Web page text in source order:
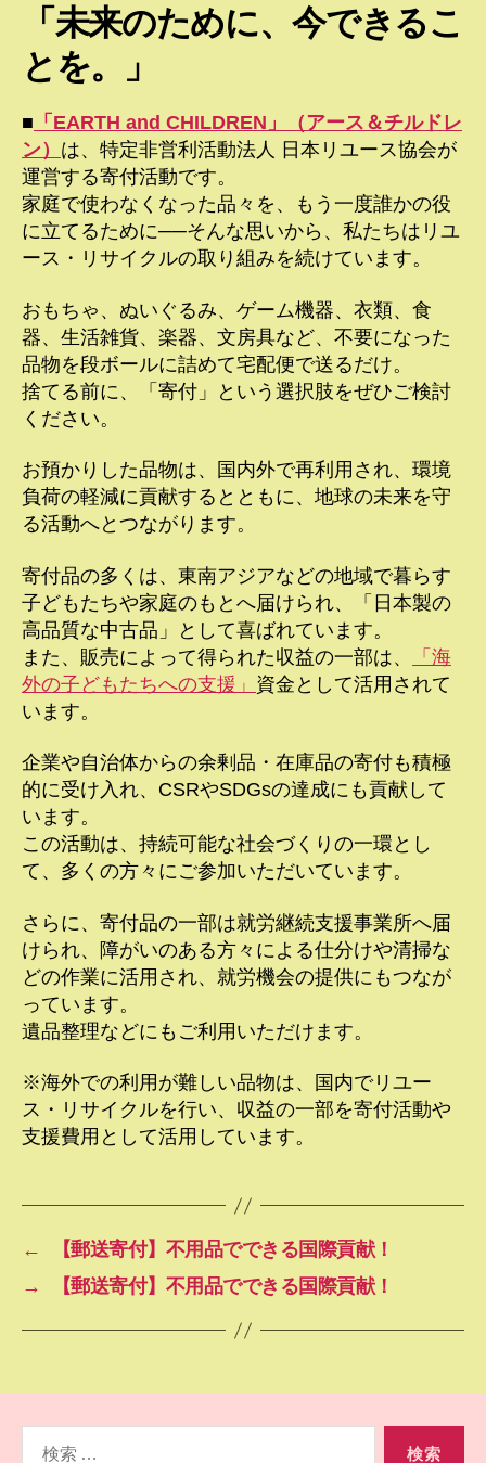
「未来のために、今できるこ
とを。」
■ 「EARTH and CHILDREN」（アース＆チルドレ
ン） は、特定非営利活動法人 日本リユース協会が
運営する寄付活動です。
家庭で使わなくなった品々を、もう一度誰かの役
に立てるために──そんな思いから、私たちはリユ
ース・リサイクルの取り組みを続けています。
おもちゃ、ぬいぐるみ、ゲーム機器、衣類、食
器、生活雑貨、楽器、文房具など、不要になった
品物を段ボールに詰めて宅配便で送るだけ。
捨てる前に、「寄付」という選択肢をぜひご検討
ください。
お預かりした品物は、国内外で再利用され、環境
負荷の軽減に貢献するとともに、地球の未来を守
る活動へとつながります。
寄付品の多くは、東南アジアなどの地域で暮らす
子どもたちや家庭のもとへ届けられ、「日本製の
高品質な中古品」として喜ばれています。
また、販売によって得られた収益の一部は、
「海
外の子どもたちへの支援」 資金として活用されて
います。
企業や自治体からの余剰品・在庫品の寄付も積極
的に受け入れ、CSRやSDGsの達成にも貢献して
います。
この活動は、持続可能な社会づくりの一環とし
て、多くの方々にご参加いただいています。
さらに、寄付品の一部は就労継続支援事業所へ届
けられ、障がいのある方々による仕分けや清掃な
どの作業に活用され、就労機会の提供にもつなが
っています。
遺品整理などにもご利用いただけます。
※海外での利用が難しい品物は、国内でリユー
ス・リサイクルを行い、収益の一部を寄付活動や
支援費用として活用しています。
←
【郵送寄付】不用品でできる国際貢献！
→
【郵送寄付】不用品でできる国際貢献！